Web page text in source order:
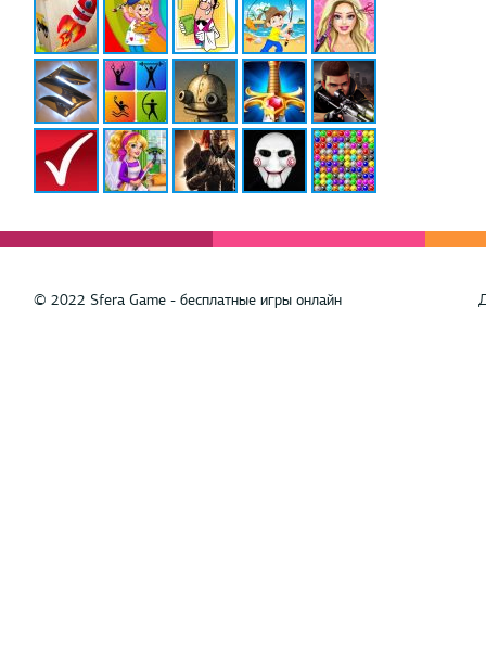
© 2022 Sfera Game - бесплатные игры онлайн